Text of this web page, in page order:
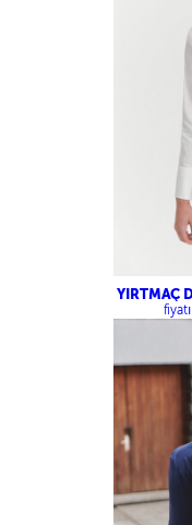
YIRTMAÇ